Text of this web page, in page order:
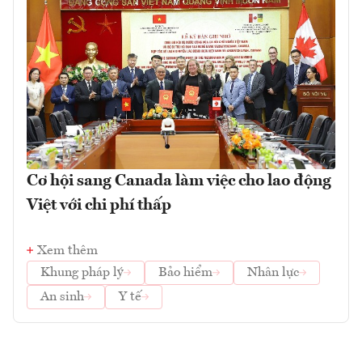
Cơ hội sang Canada làm việc cho lao động
Việt với chi phí thấp
Xem thêm
Khung pháp lý
Bảo hiểm
Nhân lực
An sinh
Y tế